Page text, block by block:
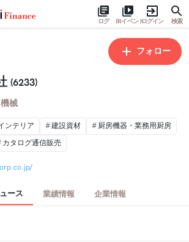
ログ IRイベントログイン 検索
フォロー
(6233)
機械
ンテリア 建設資材
厨房機器・業務用厨房
カタログ通信販売
ース 業績情報 企業情報